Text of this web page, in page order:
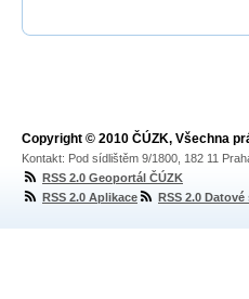
Copyright © 2010 ČÚZK, Všechna
Kontakt: Pod sídlištěm 9/1800, 182 11
RSS 2.0 Geoportál ČÚZK
RSS 2.0 Aplikace
RSS 2.0 Datové